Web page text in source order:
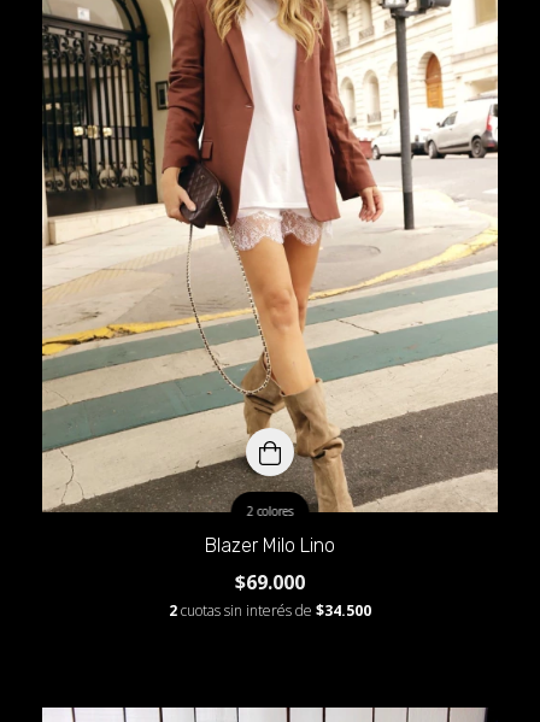
2 colores
Blazer Milo Lino
$69.000
2cuotas sin interés de $34.500